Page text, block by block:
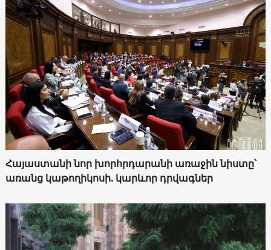
Հայաստանի նոր խորհրդարանի առաջին նիստը՝
առանց կաթողիկոսի. կարևոր դրվագներ